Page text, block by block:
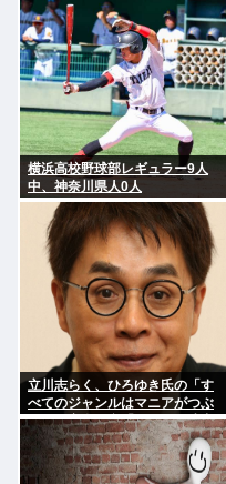
幹部役で
横浜高校野球部レギュラー9人
中、神奈川県人0人
立川志らく、ひろゆき氏の「す
べてのジャンルはマニアがつぶ
す」に完全同意「そういう連中
が落語をつぶす」